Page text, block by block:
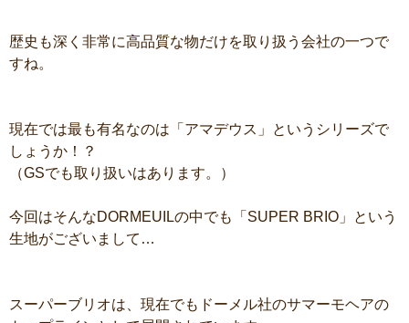
歴史も深く非常に高品質な物だけを取り扱う会社の一つで
すね。
現在では最も有名なのは「アマデウス」というシリーズで
しょうか！？
（GSでも取り扱いはあります。）
今回はそんなDORMEUILの中でも「SUPER BRIO」という
生地がございまして…
スーパーブリオは、現在でもドーメル社のサマーモヘアの